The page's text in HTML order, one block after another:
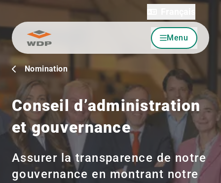
Allez au contenu Menu
Nomination
Conseil d’administration
et gouvernance
Assurer la transparence de notre
gouvernance en montrant notre